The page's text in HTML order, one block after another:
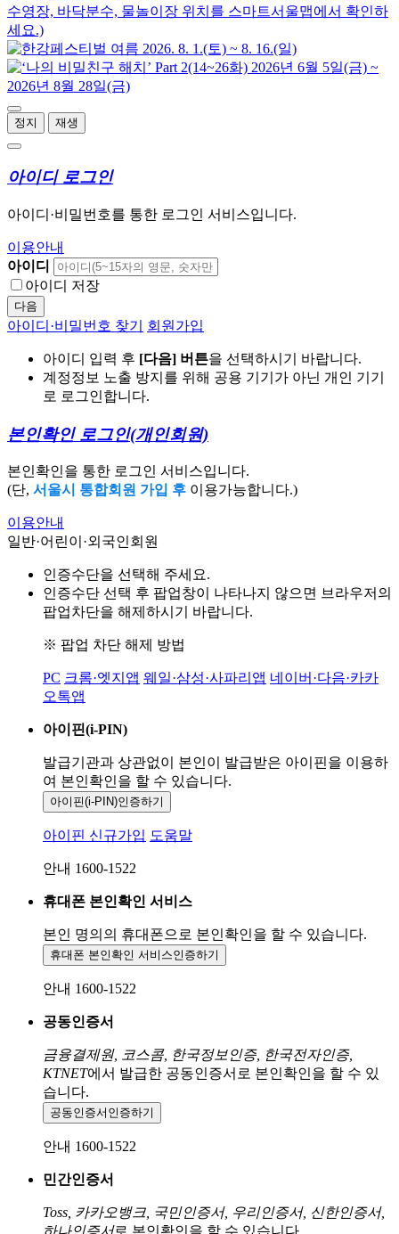
정지 재생
아이디 로그인
아이디·비밀번호를 통한 로그인 서비스입니다.
이용안내
아이디
아이디 저장
다음
아이디·비밀번호 찾기 회원가입
아이디 입력 후 [다음] 버튼을 선택하시기 바랍니다.
계정정보 노출 방지를 위해 공용 기기가 아닌 개인 기기
로 로그인합니다.
본인확인 로그인(개인회원)
본인확인을 통한 로그인 서비스입니다.
(단, 서울시 통합회원 가입 후 이용가능합니다.)
이용안내
일반·어린이·외국인회원
인증수단을 선택해 주세요.
인증수단 선택 후 팝업창이 나타나지 않으면 브라우저의
팝업차단을 해제하시기 바랍니다.
※ 팝업 차단 해제 방법
PC 크롬·엣지앱 웨일·삼성·사파리앱 네이버·다음·카카
오톡앱
아이핀(i-PIN)
발급기관과 상관없이 본인이 발급받은 아이핀을 이용하
여 본인확인을 할 수 있습니다.
아이핀(i-PIN)인증하기
아이핀 신규가입 도움말
안내 1600-1522
휴대폰 본인확인 서비스
본인 명의의 휴대폰으로 본인확인을 할 수 있습니다.
휴대폰 본인확인 서비스인증하기
안내 1600-1522
공동인증서
금융결제원, 코스콤, 한국정보인증, 한국전자인증,
KTNET에서 발급한 공동인증서로 본인확인을 할 수 있
습니다.
공동인증서 인증하기
안내 1600-1522
민간인증서
Toss, 카카오뱅크, 국민인증서, 우리인증서, 신한인증서,